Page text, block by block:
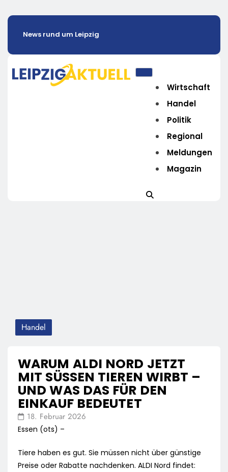
News rund um Leipzig
Wirtschaft
Handel
Politik
Regional
Meldungen
Magazin
Handel
WARUM ALDI NORD JETZT
MIT SÜSSEN TIEREN WIRBT – U
ND WAS DAS FÜR DEN E
INKAUF BEDEUTET
18. Februar 2026
Essen (ots) –
Tiere haben es gut. Sie müssen nicht über günstige
Preise oder Rabatte nachdenken. ALDI Nord findet: